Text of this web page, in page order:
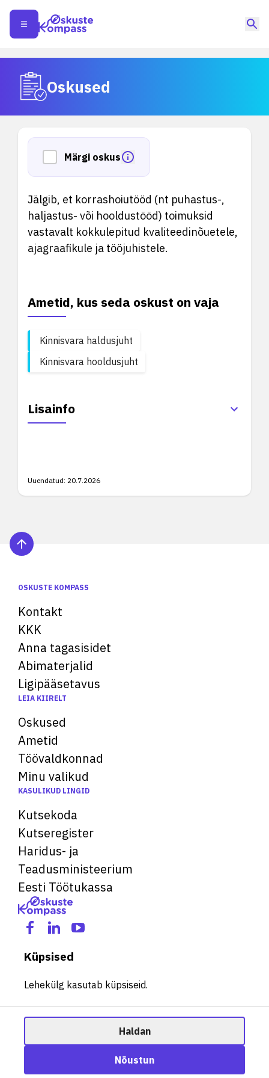
Oskused
Märgi oskus
Jälgib, et korrashoiutööd (nt puhastus-,
haljastus- või hooldustööd) toimuksid
vastavalt kokkulepitud kvaliteedinõuetele,
ajagraafikule ja tööjuhistele.
Ametid, kus seda oskust on vaja
Kinnisvara haldusjuht
Kinnisvara hooldusjuht
Lisainfo
Uuendatud: 20.7.2026
Ametisoovitaja
OSKUSTE KOMPASS
Kontakt
KKK
Anna tagasisidet
Abimaterjalid
Ligipääsetavus
LEIA KIIRELT
Oskused
Ametid
Töövaldkonnad
Minu valikud
KASULIKUD LINGID
Kutsekoda
Kutseregister
Haridus- ja
Teadusministeerium
Eesti Töötukassa
Küpsised
Lehekülg kasutab küpsiseid.
Haldan
Nõustun